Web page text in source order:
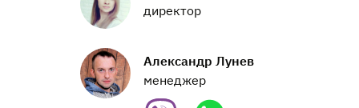
директор
Александр Лунев
менеджер